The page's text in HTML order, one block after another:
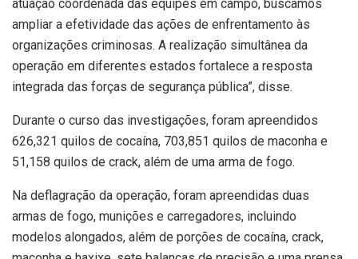
atuação coordenada das equipes em campo, buscamos
ampliar a efetividade das ações de enfrentamento às
organizações criminosas. A realização simultânea da
operação em diferentes estados fortalece a resposta
integrada das forças de segurança pública”, disse.
Durante o curso das investigações, foram apreendidos
626,321 quilos de cocaína, 703,851 quilos de maconha e
51,158 quilos de crack, além de uma arma de fogo.
Na deflagração da operação, foram apreendidas duas
armas de fogo, munições e carregadores, incluindo
modelos alongados, além de porções de cocaína, crack,